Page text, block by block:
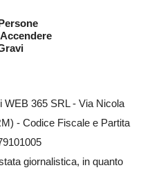
WEB 365 SRL - Via Nicola
- Codice Fiscale e Partita
giornalistica, in quanto